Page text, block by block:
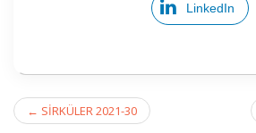
LinkedIn
Post
navigation
← SİRKÜLER 2021-30